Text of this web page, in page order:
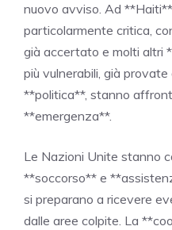
nuovo avviso. Ad
particolarmente critica,
già accertato e molti altri
più vulnerabili, già
**politica**, stanno
**emergenza**.
Le Nazioni Unite stanno
**soccorso** e
si preparano a ricevere
dalle aree colpite. La